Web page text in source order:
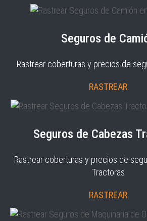
Seguros de
Rastrear coberturas y precios de
RASTREAR
Seguros de Cabezas
Rastrear coberturas y precios de
Tractoras
RASTREAR